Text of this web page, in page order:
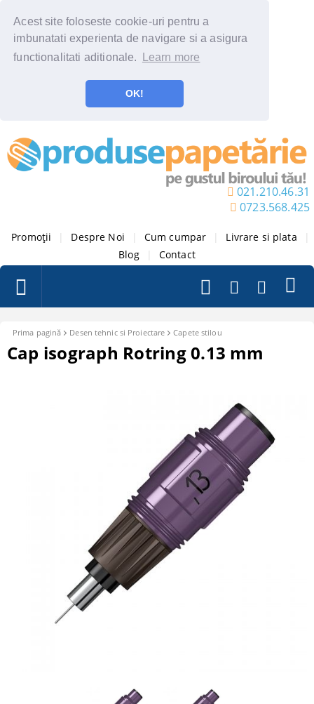
Acest site foloseste cookie-uri pentru a
imbunatati experienta de navigare si a asigura
functionalitati aditionale.
Learn more
OK!
021.210.46.31
0723.568.425
Promoții Despre Noi Cum cumpar Livrare si plata
Blog
Contact
Prima pagină Desen tehnic si Proiectare Capete stilou
Cap isograph Rotring 0.13 mm